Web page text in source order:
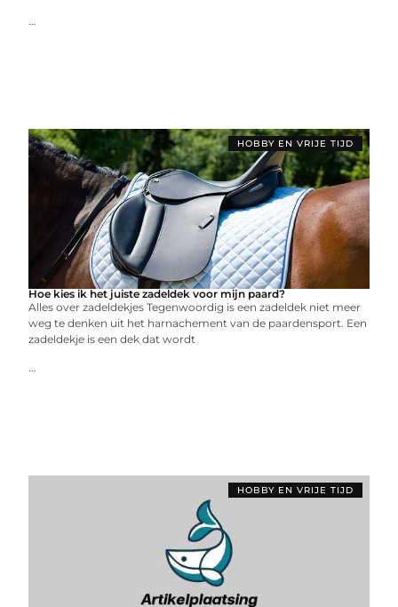
...
HOBBY EN VRIJE TIJD
Hoe kies ik het juiste zadeldek voor mijn paard?
Alles over zadeldekjes Tegenwoordig is een zadeldek niet meer
weg te denken uit het harnachement van de paardensport. Een
zadeldekje is een dek dat wordt
...
HOBBY EN VRIJE TIJD